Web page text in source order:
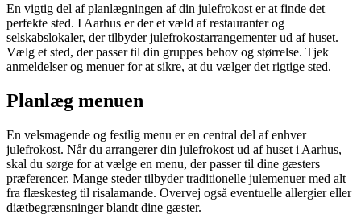
En vigtig del af planlægningen af din julefrokost er at finde det
perfekte sted. I Aarhus er der et væld af restauranter og
selskabslokaler, der tilbyder julefrokostarrangementer ud af huset.
Vælg et sted, der passer til din gruppes behov og størrelse. Tjek
anmeldelser og menuer for at sikre, at du vælger det rigtige sted.
Planlæg menuen
En velsmagende og festlig menu er en central del af enhver
julefrokost. Når du arrangerer din julefrokost ud af huset i Aarhus,
skal du sørge for at vælge en menu, der passer til dine gæsters
præferencer. Mange steder tilbyder traditionelle julemenuer med alt
fra flæskesteg til risalamande. Overvej også eventuelle allergier eller
diætbegrænsninger blandt dine gæster.